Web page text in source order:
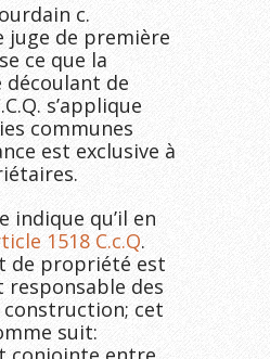
c.
juge de première
ce que la
de
s’applique
communes
est exclusive à
indique qu’il en
1518 C.c.Q.
de propriété est
des
construction; cet
suit: